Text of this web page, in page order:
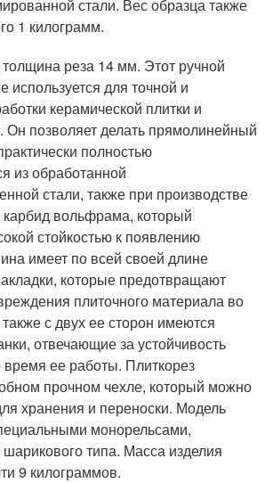
стали. Вес образца также
1 килограмм.
реза 14 мм. Этот ручной
используется для точной и
керамической плитки и
Он позволяет делать прямолинейный
полностью
из обработанной
стали, также при производстве
карбид вольфрама, который
стойкостью к появлению
имеет по всей своей длине
которые предотвращают
плиточного материала во
с двух ее сторон имеются
отвечающие за устойчивость
время ее работы. Плиткорез
прочном чехле, который можно
хранения и переноски. Модель
монорельсами,
типа. Масса изделия
9 килограммов.